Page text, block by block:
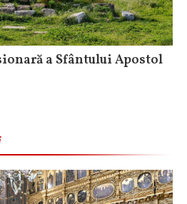
a Sfântului Apostol